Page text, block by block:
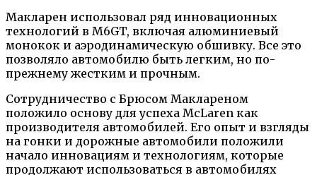
Макларен использовал ряд инновационных
технологий в M6GT, включая алюминиевый
монокок и аэродинамическую обшивку. Все это
позволяло автомобилю быть легким, но по-
прежнему жестким и прочным.
Сотрудничество с Брюсом Маклареном
положило основу для успеха McLaren как
производителя автомобилей. Его опыт и взгляды
на гонки и дорожные автомобили положили
начало инновациям и технологиям, которые
продолжают использоваться в автомобилях